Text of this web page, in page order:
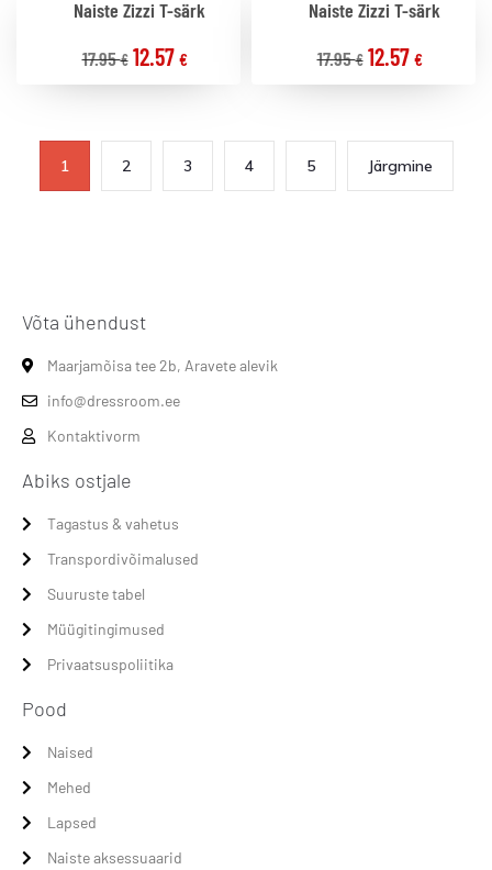
Naiste Zizzi T-särk
17.95€ 12.57 €
Naiste Zizzi T-särk
17.95€ 12.57 €
1 2 3 4 5 Järgmine
Võta ühendust
Maarjamõisa tee 2b, Aravete alevik
info@dressroom.ee
Kontaktivorm
Abiks ostjale
Tagastus & vahetus
Transpordivõimalused
Suuruste tabel
Müügitingimused
Privaatsuspoliitika
Pood
Naised
Mehed
Lapsed
Naiste aksessuaarid